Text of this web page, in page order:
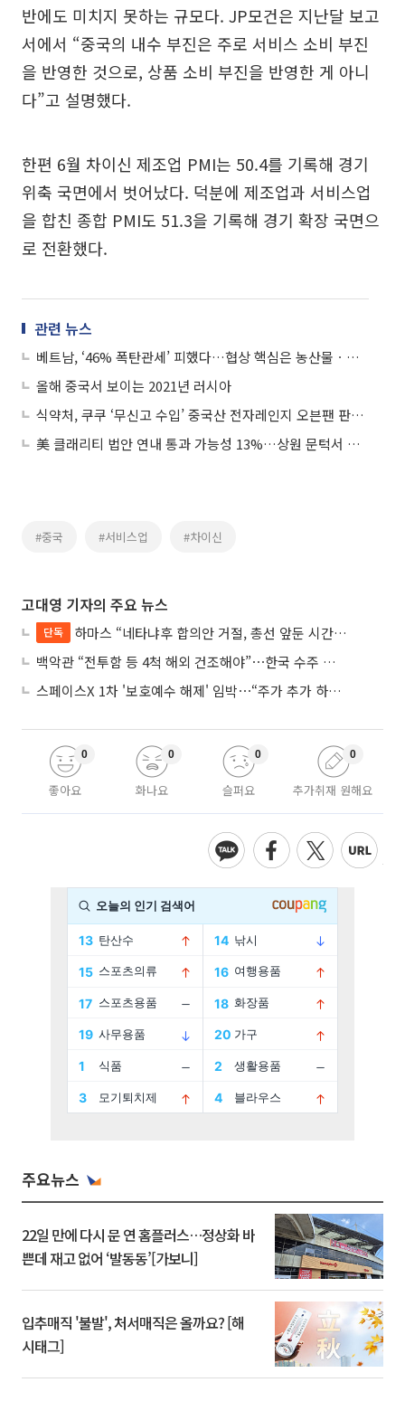
반에도 미치지 못하는 규모다. JP모건은 지난달 보고
서에서 “중국의 내수 부진은 주로 서비스 소비 부진
을 반영한 것으로, 상품 소비 부진을 반영한 게 아니
다”고 설명했다.
한편 6월 차이신 제조업 PMI는 50.4를 기록해 경기
위축 국면에서 벗어났다. 덕분에 제조업과 서비스업
을 합친 종합 PMI도 51.3을 기록해 경기 확장 국면으
로 전환했다.
관련 뉴스
베트남, ‘46% 폭탄관세’ 피했다…협상 핵심은 농산물ㆍ車ㆍ중국 견제
올해 중국서 보이는 2021년 러시아
식약처, 쿠쿠 ‘무신고 수입’ 중국산 전자레인지 오븐팬 판매 중단ㆍ회수 조치
美 클래리티 법안 연내 통과 가능성 13%…상원 문턱서 제동
#중국 #서비스업 #차이신
고대영 기자의 주요 뉴스
단독
하마스 “네타냐후 합의안 거절, 총선 앞둔 시간 끌기”
백악관 “전투함 등 4척 해외 건조해야”⋯한국 수주 기대
스페이스X 1차 '보호예수 해제' 임박⋯“주가 추가 하락 가능성”
좋아요
0
화나요
0
슬퍼요
0
추가취재 원해요
0
주요뉴스
22일 만에 다시 문 연 홈플러스…정상화 바
쁜데 재고 없어 ‘발동동’[가보니]
입추매직 '불발', 처서매직은 올까요? [해
시태그]